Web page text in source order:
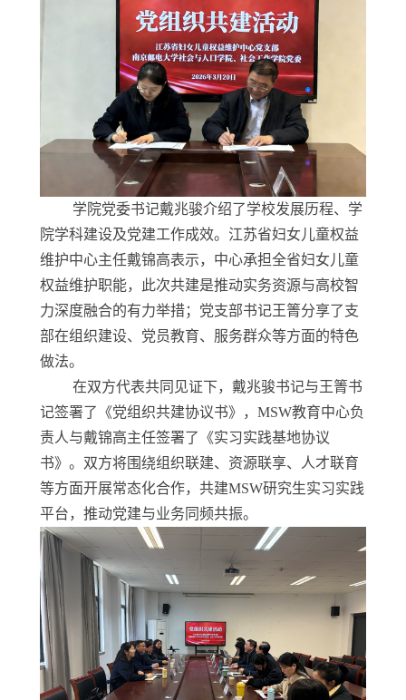
学院党委书记戴兆骏介绍了学校发展历程、学
院学科建设及党建工作成效。江苏省妇女儿童权益
维护中心主任戴锦高表示，中心承担全省妇女儿童
权益维护职能，此次共建是推动实务资源与高校智
力深度融合的有力举措；党支部书记王箐分享了支
部在组织建设、党员教育、服务群众等方面的特色
做法。
在双方代表共同见证下，戴兆骏书记与王箐书
记签署了《党组织共建协议书》，MSW教育中心负
责人与戴锦高主任签署了《实习实践基地协议
书》。双方将围绕组织联建、资源联享、人才联育
等方面开展常态化合作，共建MSW研究生实习实践
平台，推动党建与业务同频共振。